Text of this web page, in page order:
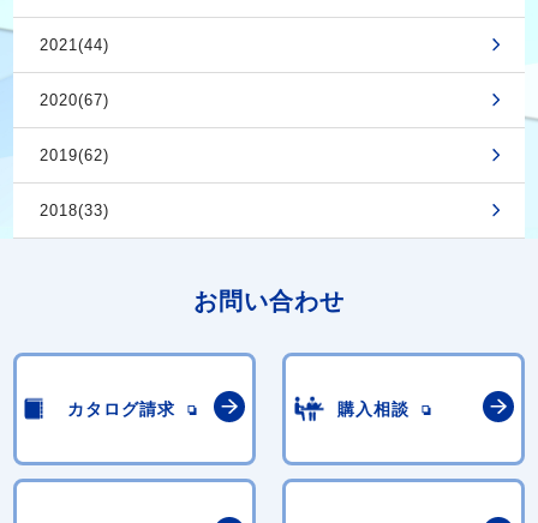
2021(44)
2020(67)
2019(62)
2018(33)
お問い合わせ
カタログ請求 購入相談